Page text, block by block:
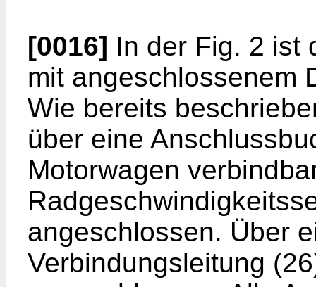
[0016] In der Fig. 2 ist
mit angeschlossenem
Wie bereits
über eine
Motorwagen
angeschlossen. Über
Verbindungsleitung